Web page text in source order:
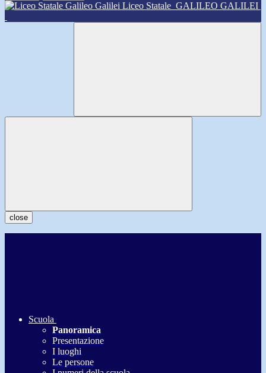
Liceo Statale GALILEO GALILEI
close
Scuola
Panoramica
Presentazione
I luoghi
Le persone